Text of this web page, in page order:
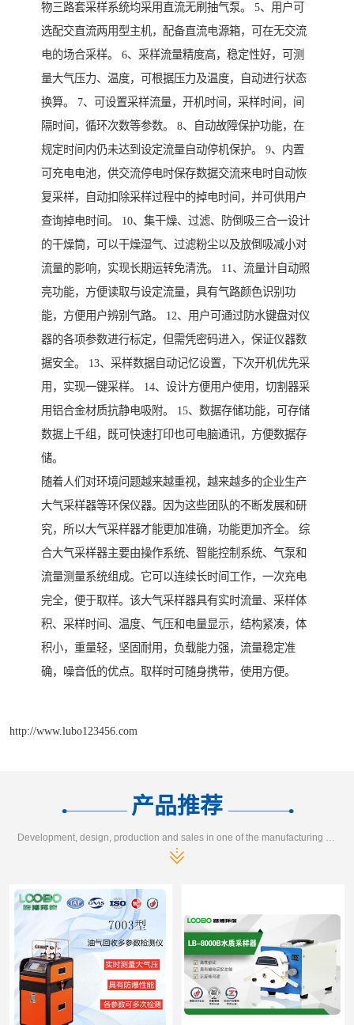
物三路套采样系统均采用直流无刷抽气泵。 5、用户可
选配交直流两用型主机，配备直流电源箱，可在无交流
电的场合采样。 6、采样流量精度高，稳定性好，可测
量大气压力、温度，可根据压力及温度，自动进行状态
换算。 7、可设置采样流量，开机时间，采样时间，间
隔时间，循环次数等参数。 8、自动故障保护功能，在
规定时间内仍未达到设定流量自动停机保护。 9、内置
可充电电池，供交流停电时保存数据交流来电时自动恢
复采样，自动扣除采样过程中的掉电时间，并可供用户
查询掉电时间。 10、集干燥、过滤、防倒吸三合一设计
的干燥筒，可以干燥湿气、过滤粉尘以及放倒吸减小对
流量的影响，实现长期运转免清洗。 11、流量计自动照
亮功能，方便读取与设定流量，具有气路颜色识别功
能，方便用户辨别气路。 12、用户可通过防水键盘对仪
器的各项参数进行标定，但需凭密码进入，保证仪器数
据安全。 13、采样数据自动记忆设置，下次开机优先采
用，实现一键采样。 14、设计方便用户使用，切割器采
用铝合金材质抗静电吸附。 15、数据存储功能，可存储
数据上千组，既可快速打印也可电脑通讯，方便数据存
储。
随着人们对环境问题越来越重视，越来越多的企业生产
大气采样器等环保仪器。因为这些团队的不断发展和研
究，所以大气采样器才能更加准确，功能更加齐全。 综
合大气采样器主要由操作系统、智能控制系统、气泵和
流量测量系统组成。它可以连续长时间工作，一次充电
完全，便于取样。该大气采样器具有实时流量、采样体
积、采样时间、温度、气压和电量显示，结构紧凑，体
积小，重量轻，坚固耐用，负载能力强，流量稳定准
确，噪音低的优点。取样时可随身携带，使用方便。
http://www.lubo123456.com
产品推荐